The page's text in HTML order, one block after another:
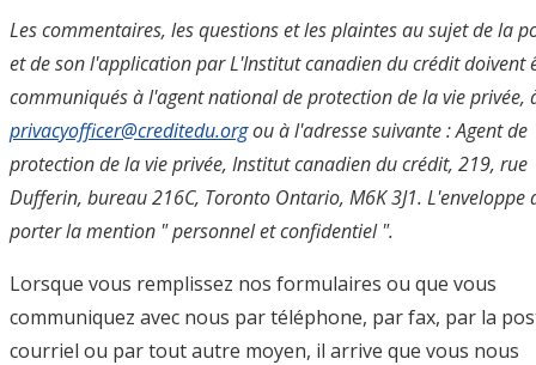
Les commentaires, les questions et les plaintes au sujet de la
et de son l'application par L'Institut canadien du crédit doivent
communiqués à l'agent national de protection de la vie privée,
privacyofficer@creditedu.orgou à l'adresse suivante : Agent de
protection de la vie privée, Institut canadien du crédit, 219, rue
Dufferin, bureau 216C, Toronto Ontario, M6K 3J1. L'enveloppe
porter la mention " personnel et confidentiel ".
Lorsque vous remplissez nos formulaires ou que vous
communiquez avec nous par téléphone, par fax, par la
courriel ou par tout autre moyen, il arrive que vous nous